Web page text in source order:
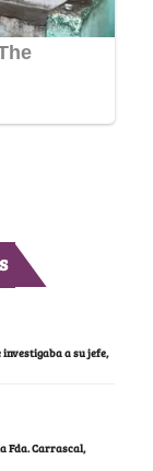
investigaba a su jefe,
Fda. Carrascal,